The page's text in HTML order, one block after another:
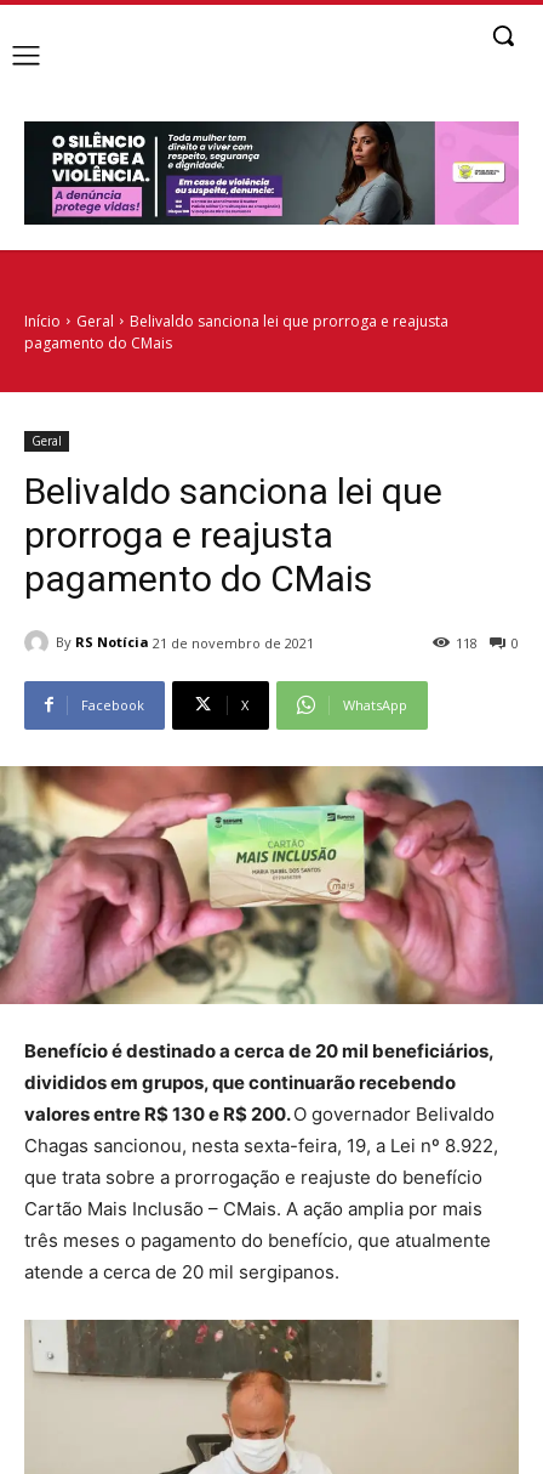
Início Geral
Belivaldo sanciona lei que prorroga e reajusta
pagamento do CMais
Geral
Belivaldo sanciona lei que
prorroga e reajusta
pagamento do CMais
By RS Notícia 21 de novembro de 2021 0
118
Facebook X WhatsApp
Benefício é destinado a cerca de 20 mil beneficiários,
divididos em grupos, que continuarão recebendo
valores entre R$ 130 e R$ 200.O governador Belivaldo
Chagas sancionou, nesta sexta-feira, 19, a Lei nº 8.922,
que trata sobre a prorrogação e reajuste do benefício
Cartão Mais Inclusão – CMais. A ação amplia por mais
três meses o pagamento do benefício, que atualmente
atende a cerca de 20 mil sergipanos.